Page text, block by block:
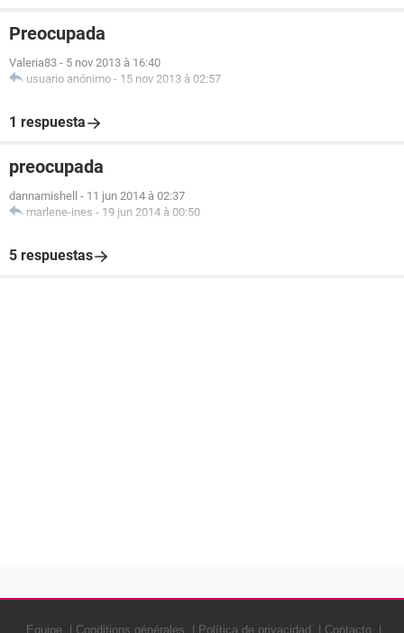
Preocupada
Valeria83 - 5 nov 2013 à 16:40
usuario anónimo - 15 nov 2013 à 02:57
1 respuesta
preocupada
dannamishell - 11 jun 2014 à 02:37
marlene-ines - 19 jun 2014 à 00:50
5 respuestas
Equipe Conditions générales Política de privacidad Contacto